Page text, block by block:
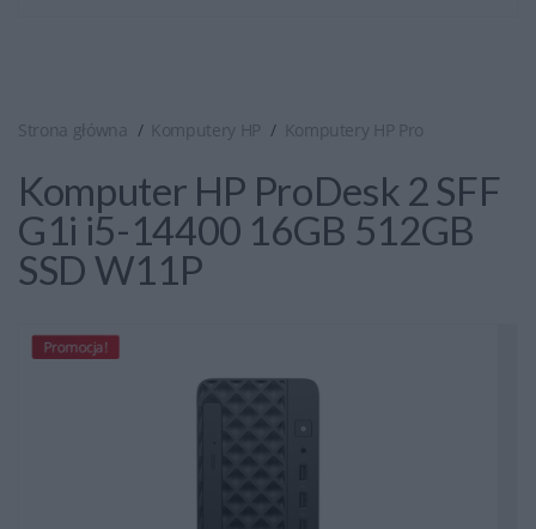
Strona główna Komputery HP Komputery HP Pro
Komputer HP ProDesk 2 SFF
G1i i5-14400 16GB 512GB
SSD W11P
Promocja!